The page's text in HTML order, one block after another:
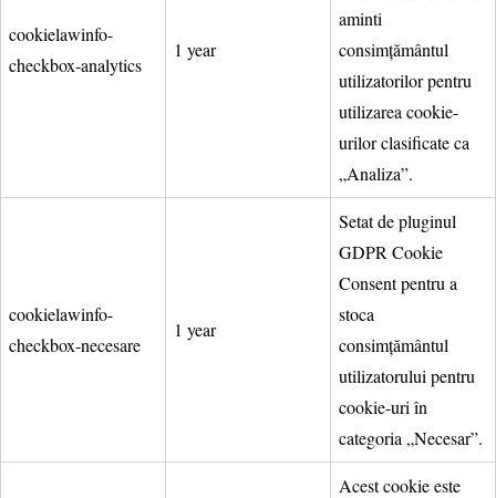
cookielawinfo-
checkbox-analytics
1 year
aminti
consimțământul
utilizatorilor pentru
utilizarea cookie-
urilor clasificate ca
„Analiza”.
cookielawinfo-
checkbox-necesare
1 year
Setat de pluginul
GDPR Cookie
Consent pentru a
stoca
consimțământul
utilizatorului pentru
cookie-uri în
categoria „Necesar”.
Acest cookie este